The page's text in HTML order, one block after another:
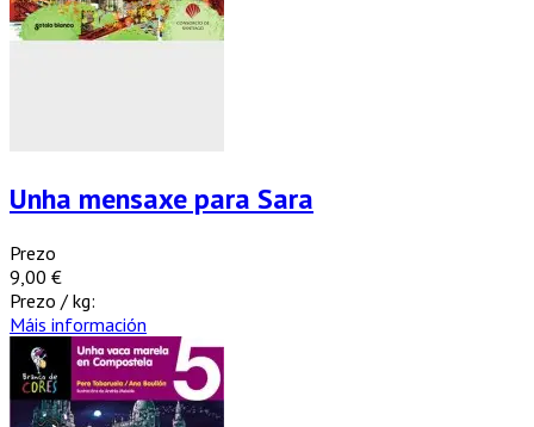
Unha mensaxe para Sara
Prezo
9,00 €
Prezo / kg:
Máis información